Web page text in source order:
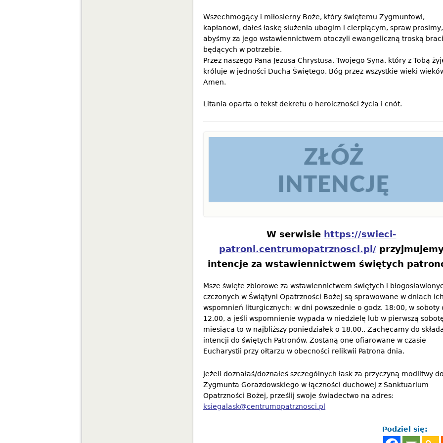
Wszechmogący i miłosierny Boże, który świętemu Zygmuntowi,
kapłanowi, dałeś łaskę służenia ubogim i cierpiącym, spraw prosimy,
abyśmy za jego wstawiennictwem otoczyli ewangeliczną troską braci
będących w potrzebie.
Przez naszego Pana Jezusa Chrystusa, Twojego Syna, który z Tobą
króluje w jedności Ducha Świętego, Bóg przez wszystkie wieki
Amen.
Litania oparta o tekst dekretu o heroiczności życia i cnót.
W serwisie https://swieci-
patroni.centrumopatrznosci.pl/
intencje za wstawiennictwem świętych
Msze święte zbiorowe za wstawiennictwem świętych i
czczonych w Świątyni Opatrzności Bożej są sprawowane w dniach ich
wspomnień liturgicznych: w dni powszednie o godz. 18:00, w soboty
12.00, a jeśli wspomnienie wypada w niedzielę lub w pierwszą
miesiąca to w najbliższy poniedziałek o 18.00.. Zachęcamy do
intencji do świętych Patronów. Zostaną one ofiarowane w czasie
Eucharystii przy ołtarzu w obecności relikwii Patrona dnia.
Jeżeli doznałaś/doznałeś szczególnych łask za przyczyną modlitwy
Zygmunta Gorazdowskiego w łączności duchowej z Sanktuarium
Opatrzności Bożej, prześlij swoje świadectwo na adres:
ksiegalask@centrumopatrznosci.pl
Podziel się: